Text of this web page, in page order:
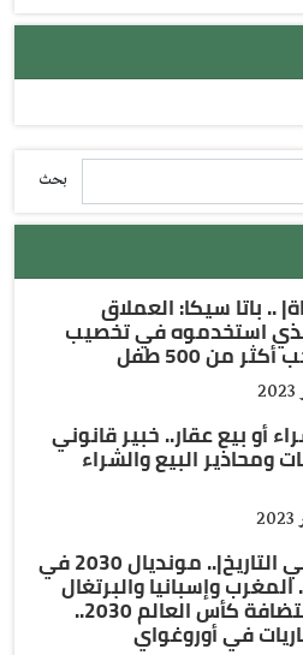
بحث
.. باتا سيكا: العملاق
الذي استخدموه في تخصيب
من 500 طفل
أو بيع عقار.. خبير قانوني
ومحاذير البيع والشراء
لأول مرة في التاريخ|.. مونديال 2030 في
المغرب وإسبانيا والبرتغال
يظفرن باستضافة كأس العالم 2030..
في أوروغواي